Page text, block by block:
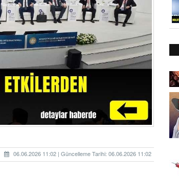
06.06.2026 11:02 | Güncelleme Tarihi: 06.06.2026 11:02